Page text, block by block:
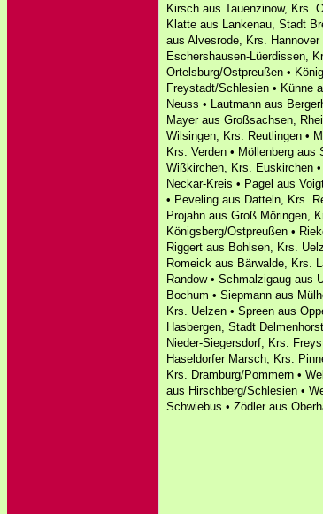
Kirsch aus Tauenzinow, Krs.
Klatte aus Lankenau, Stadt
aus Alvesrode, Krs.
Eschershausen-Lüerdissen,
Ortelsburg/Ostpreußen •
Freystadt/Schlesien • Künne
Neuss • Lautmann aus
Mayer aus Großsachsen,
Wilsingen, Krs. Reutlingen •
Krs. Verden • Möllenberg
Wißkirchen, Krs. Euskirchen
Neckar-Kreis • Pagel aus
• Peveling aus Datteln, Krs.
Projahn aus Groß Möringen,
Königsberg/Ostpreußen •
Riggert aus Bohlsen, Krs.
Romeick aus Bärwalde, Krs.
Randow • Schmalzigaug aus
Bochum • Siepmann aus
Krs. Uelzen • Spreen aus
Hasbergen, Stadt
Nieder-Siegersdorf, Krs.
Haseldorfer Marsch, Krs.
Krs. Dramburg/Pommern •
aus Hirschberg/Schlesien •
Schwiebus • Zödler aus